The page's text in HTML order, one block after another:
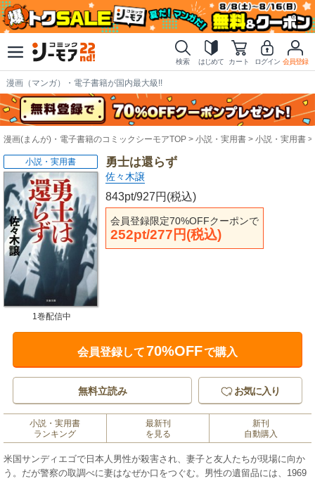
検索 はじめて カート ログイン 会員登録
漫画（マンガ）・電子書籍が国内最大級!!
漫画(まんが)・電子書籍のコミックシーモアTOP 小説・実用書 小説・実用書
勇士は還らず
佐々木譲
843pt/927円(税込)
会員登録限定70%OFFクーポンで
252pt/277円(税込)
小説・実用書
1巻配信中
会員登録して70%OFFで購入
無料立読み お気に入り
小説・実用書
ランキング
最新刊
を見る
新刊
自動購入
米国サンディエゴで日本人男性が殺害され、妻子と友人たちが現場に向か
う。だが警察の取調べに妻はなぜか口をつぐむ。男性の遺留品には、1969